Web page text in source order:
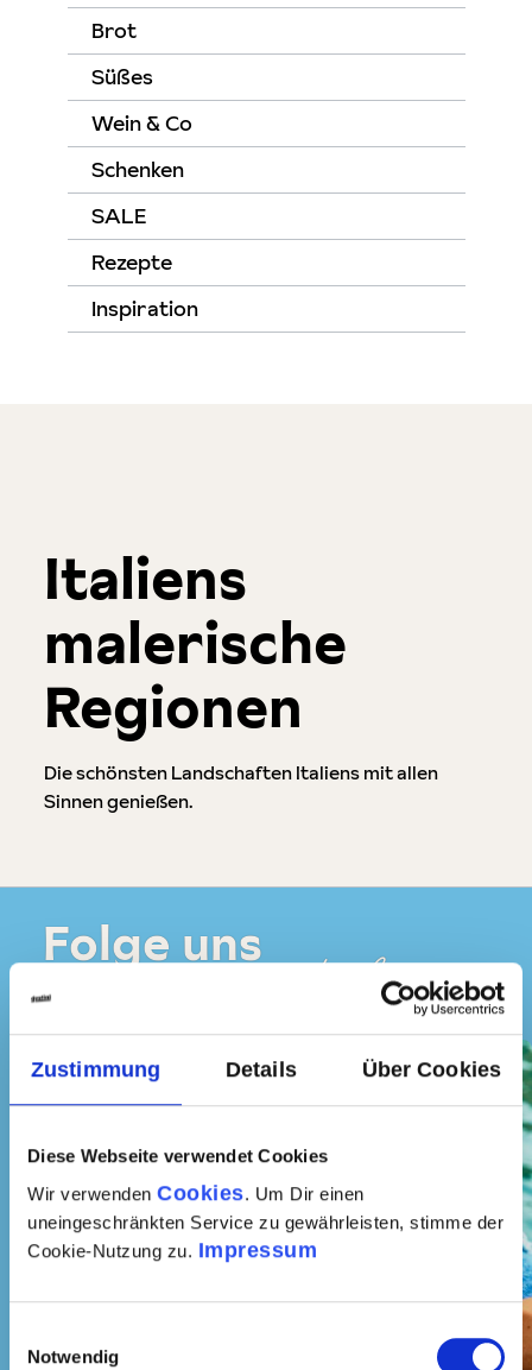
Zustimmung Details Über Cookies
Diese Webseite verwendet Cookies
Wir verwenden Cookies. Um Dir einen
uneingeschränkten Service zu gewährleisten, stimme der
Cookie-Nutzung zu. Impressum
Notwendig
Brot
Süßes
Wein & Co
Schenken
SALE
Rezepte
Inspiration
Italiens
malerische
Regionen
Die schönsten Landschaften Italiens mit allen
Sinnen genießen.
Folge uns
auf
Instagram